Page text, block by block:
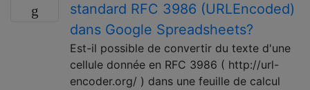
standard RFC 3986 (URLEncoded)
dans Google Spreadsheets?
Est-il possible de convertir du texte d'une
cellule donnée en RFC 3986 ( http://url-
encoder.org/ ) dans une feuille de calcul